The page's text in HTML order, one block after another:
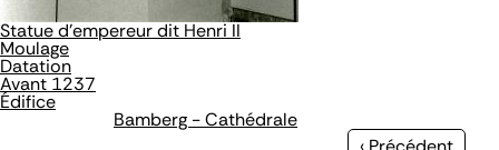
Statue d'empereur dit Henri II
Moulage
Datation
Avant 1237
Édifice
Bamberg - Cathédrale